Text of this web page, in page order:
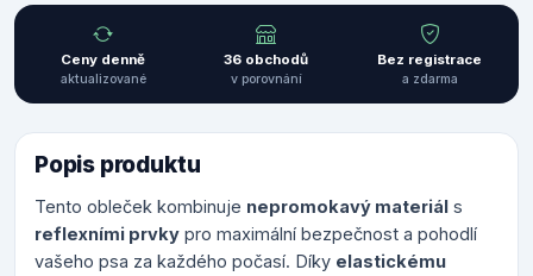
Ceny denně
aktualizované
36 obchodů
v porovnání
Bez registrace
a zdarma
Popis produktu
Tento obleček kombinuje nepromokavý materiál s
reflexními prvky pro maximální bezpečnost a pohodlí
vašeho psa za každého počasí. Díky elastickému